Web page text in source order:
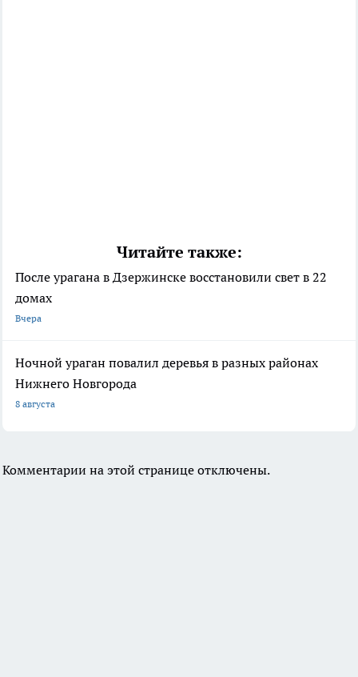
Читайте также:
После урагана в Дзержинске восстановили свет в 22
домах
Вчера
Ночной ураган повалил деревья в разных районах
Нижнего Новгорода
8 августа
Комментарии на этой странице отключены.